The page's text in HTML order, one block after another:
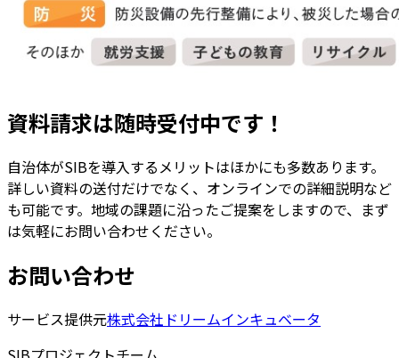
資料請求は随時受付中です！
自治体がSIBを導入するメリットはほかにも多数あります。
詳しい資料の送付だけでなく、オンラインでの詳細説明など
も可能です。地域の課題に沿ったご提案をしますので、まず
は気軽にお問い合わせください。
お問い合わせ
サービス提供元株式会社ドリームインキュベータ